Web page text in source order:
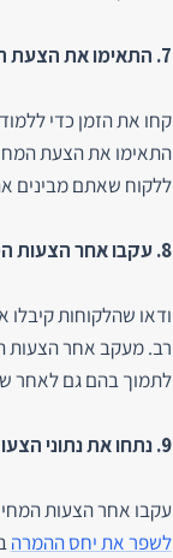
7. התאימו את הצעת המחיר לכל לקוח:
קחו את הזמן כדי
התאימו את הצעת
ללקוח שאתם מבינים
8. עקבו אחר הצעות המחיר שלכם:
ודאו שהלקוחות
רב. מעקב אחר הצעות
לתמוך בהם גם לאחר
9. נתחו את נתוני הצעות המחיר שלכם:
עקבו אחר הצעות
לשפר את יחס ההמרה